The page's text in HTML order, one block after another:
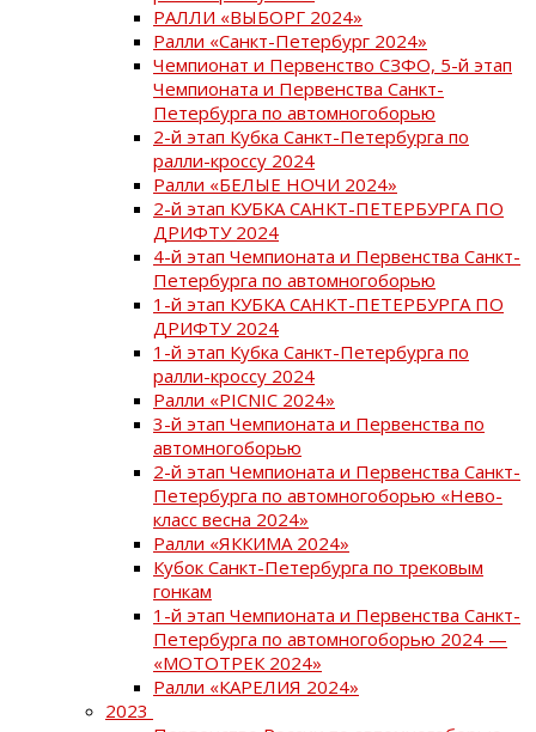
РАЛЛИ «ВЫБОРГ 2024»
Ралли «Санкт-Петербург 2024»
Чемпионат и Первенство СЗФО, 5-й этап
Чемпионата и Первенства Санкт-
Петербурга по автомногоборью
2-й этап Кубка Санкт-Петербурга по
ралли-кроссу 2024
Ралли «БЕЛЫЕ НОЧИ 2024»
2-й этап КУБКА САНКТ-ПЕТЕРБУРГА ПО
ДРИФТУ 2024
4-й этап Чемпионата и Первенства Санкт-
Петербурга по автомногоборью
1-й этап КУБКА САНКТ-ПЕТЕРБУРГА ПО
ДРИФТУ 2024
1-й этап Кубка Санкт-Петербурга по
ралли-кроссу 2024
Ралли «PICNIC 2024»
3-й этап Чемпионата и Первенства по
автомногоборью
2-й этап Чемпионата и Первенства Санкт-
Петербурга по автомногоборью «Нево-
класс весна 2024»
Ралли «ЯККИМА 2024»
Кубок Санкт-Петербурга по трековым
гонкам
1-й этап Чемпионата и Первенства Санкт-
Петербурга по автомногоборью 2024 —
«МОТОТРЕК 2024»
Ралли «КАРЕЛИЯ 2024»
2023